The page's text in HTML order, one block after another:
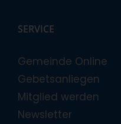
SERVICE
Gemeinde Online
Gebetsanliegen
Mitglied werden
Newsletter